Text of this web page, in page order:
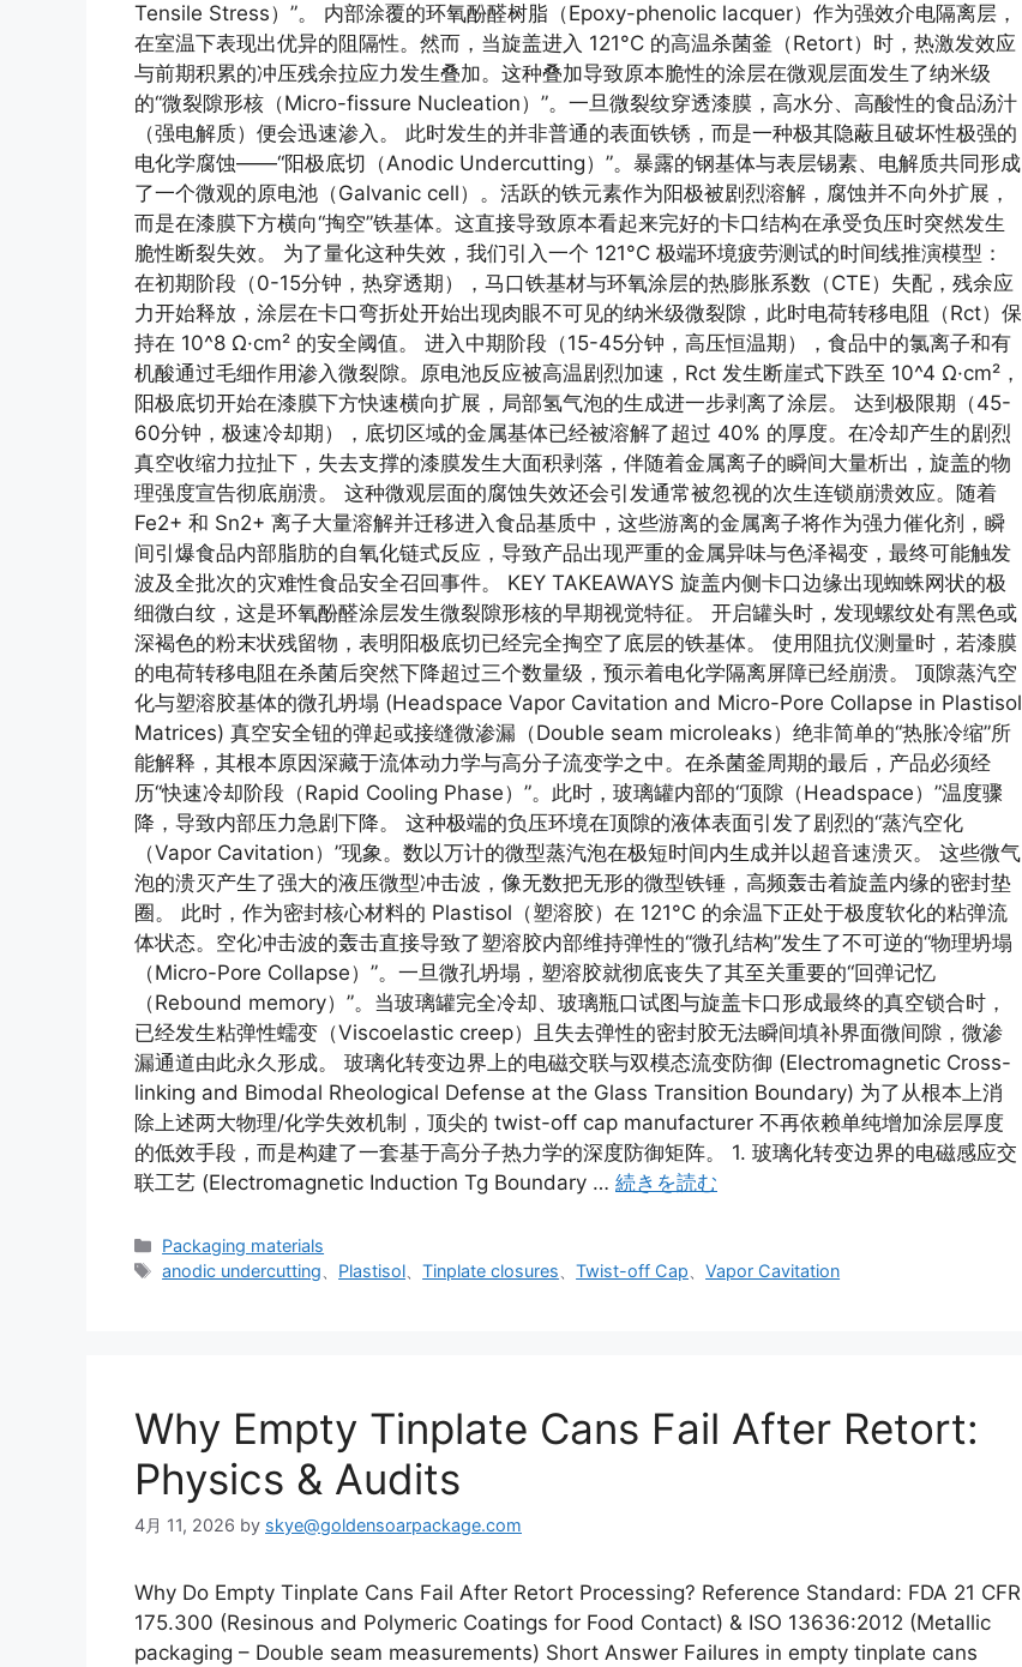
Tensile Stress）”。 内部涂覆的环氧酚醛树脂（Epoxy-phenolic lacquer）作为强效介电隔离层，
在室温下表现出优异的阻隔性。然而，当旋盖进入 121°C 的高温杀菌釜（Retort）时，热激发效应
与前期积累的冲压残余拉应力发生叠加。这种叠加导致原本脆性的涂层在微观层面发生了纳米级
的“微裂隙形核（Micro-fissure Nucleation）”。一旦微裂纹穿透漆膜，高水分、高酸性的食品汤汁
（强电解质）便会迅速渗入。 此时发生的并非普通的表面铁锈，而是一种极其隐蔽且破坏性极强的
电化学腐蚀——“阳极底切（Anodic Undercutting）”。暴露的钢基体与表层锡素、电解质共同形成
了一个微观的原电池（Galvanic cell）。活跃的铁元素作为阳极被剧烈溶解，腐蚀并不向外扩展，
而是在漆膜下方横向“掏空”铁基体。这直接导致原本看起来完好的卡口结构在承受负压时突然发生
脆性断裂失效。 为了量化这种失效，我们引入一个 121°C 极端环境疲劳测试的时间线推演模型：
在初期阶段（0-15分钟，热穿透期），马口铁基材与环氧涂层的热膨胀系数（CTE）失配，残余应
力开始释放，涂层在卡口弯折处开始出现肉眼不可见的纳米级微裂隙，此时电荷转移电阻（Rct）保
持在 10^8 Ω·cm² 的安全阈值。 进入中期阶段（15-45分钟，高压恒温期），食品中的氯离子和有
机酸通过毛细作用渗入微裂隙。原电池反应被高温剧烈加速，Rct 发生断崖式下跌至 10^4 Ω·cm²，
阳极底切开始在漆膜下方快速横向扩展，局部氢气泡的生成进一步剥离了涂层。 达到极限期（45-
60分钟，极速冷却期），底切区域的金属基体已经被溶解了超过 40% 的厚度。在冷却产生的剧烈
真空收缩力拉扯下，失去支撑的漆膜发生大面积剥落，伴随着金属离子的瞬间大量析出，旋盖的物
理强度宣告彻底崩溃。 这种微观层面的腐蚀失效还会引发通常被忽视的次生连锁崩溃效应。随着
Fe2+ 和 Sn2+ 离子大量溶解并迁移进入食品基质中，这些游离的金属离子将作为强力催化剂，瞬
间引爆食品内部脂肪的自氧化链式反应，导致产品出现严重的金属异味与色泽褐变，最终可能触发
波及全批次的灾难性食品安全召回事件。 KEY TAKEAWAYS 旋盖内侧卡口边缘出现蜘蛛网状的极
细微白纹，这是环氧酚醛涂层发生微裂隙形核的早期视觉特征。 开启罐头时，发现螺纹处有黑色或
深褐色的粉末状残留物，表明阳极底切已经完全掏空了底层的铁基体。 使用阻抗仪测量时，若漆膜
的电荷转移电阻在杀菌后突然下降超过三个数量级，预示着电化学隔离屏障已经崩溃。 顶隙蒸汽空
化与塑溶胶基体的微孔坍塌 (Headspace Vapor Cavitation and Micro-Pore Collapse in Plastisol
Matrices) 真空安全钮的弹起或接缝微渗漏（Double seam microleaks）绝非简单的“热胀冷缩”所
能解释，其根本原因深藏于流体动力学与高分子流变学之中。在杀菌釜周期的最后，产品必须经
历“快速冷却阶段（Rapid Cooling Phase）”。此时，玻璃罐内部的“顶隙（Headspace）”温度骤
降，导致内部压力急剧下降。 这种极端的负压环境在顶隙的液体表面引发了剧烈的“蒸汽空化
（Vapor Cavitation）”现象。数以万计的微型蒸汽泡在极短时间内生成并以超音速溃灭。 这些微气
泡的溃灭产生了强大的液压微型冲击波，像无数把无形的微型铁锤，高频轰击着旋盖内缘的密封垫
圈。 此时，作为密封核心材料的 Plastisol（塑溶胶）在 121°C 的余温下正处于极度软化的粘弹流
体状态。空化冲击波的轰击直接导致了塑溶胶内部维持弹性的“微孔结构”发生了不可逆的“物理坍塌
（Micro-Pore Collapse）”。一旦微孔坍塌，塑溶胶就彻底丧失了其至关重要的“回弹记忆
（Rebound memory）”。当玻璃罐完全冷却、玻璃瓶口试图与旋盖卡口形成最终的真空锁合时，
已经发生粘弹性蠕变（Viscoelastic creep）且失去弹性的密封胶无法瞬间填补界面微间隙，微渗
漏通道由此永久形成。 玻璃化转变边界上的电磁交联与双模态流变防御 (Electromagnetic Cross-
linking and Bimodal Rheological Defense at the Glass Transition Boundary) 为了从根本上消
除上述两大物理/化学失效机制，顶尖的 twist-off cap manufacturer 不再依赖单纯增加涂层厚度
的低效手段，而是构建了一套基于高分子热力学的深度防御矩阵。 1. 玻璃化转变边界的电磁感应交
联工艺 (Electromagnetic Induction Tg Boundary … 続きを読む
カ
テ
Packaging materials
タ
anodic undercutting Plastisol 、Tinplate closures 、Twist-off Cap 、Vapor Cavitation
Why Empty Tinplate Cans Fail After Retort:
Physics & Audits
4月 11, 2026 by skye@goldensoarpackage.com
Why Do Empty Tinplate Cans Fail After Retort Processing? Reference Standard: FDA 21 CFR
175.300 (Resinous and Polymeric Coatings for Food Contact) & ISO 13636:2012 (Metallic
packaging – Double seam measurements) Short Answer Failures in empty tinplate cans